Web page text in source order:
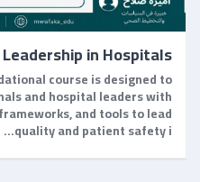
course is designed to
and hospital leaders with
and tools to lead
quality and patient safety i…